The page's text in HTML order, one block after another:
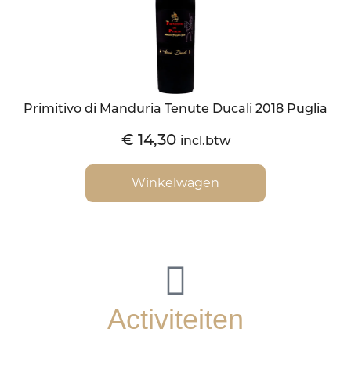
Primitivo di Manduria Tenute Ducali 2018 Puglia
€14,30 incl.btw
Winkelwagen
Activiteiten